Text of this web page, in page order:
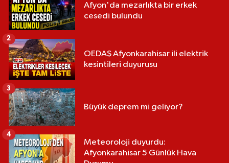
Afyon'da mezarlıkta bir erkek
cesedi bulundu
OEDAŞ Afyonkarahisar ili elektrik
kesintileri duyurusu
2
Büyük deprem mi geliyor?
3
Meteoroloji duyurdu:
Afyonkarahisar 5 Günlük Hava
4